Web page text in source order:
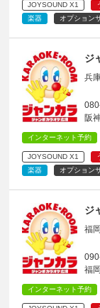
JOYSOUND X1
楽器
オプション
ジ
兵
阪
インターネット予約
JOYSOUND X1
楽器
オプション
ジ
福
福
インターネット予約